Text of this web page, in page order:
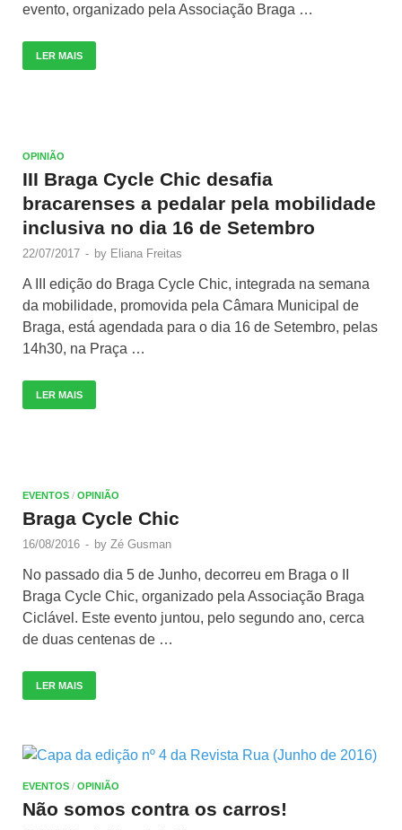
evento, organizado pela Associação Braga …
LER MAIS
OPINIÃO
III Braga Cycle Chic desafia
bracarenses a pedalar pela mobilidade
inclusiva no dia 16 de Setembro
22/07/2017 - by Eliana Freitas
A III edição do Braga Cycle Chic, integrada na semana
da mobilidade, promovida pela Câmara Municipal de
Braga, está agendada para o dia 16 de Setembro, pelas
14h30, na Praça …
LER MAIS
EVENTOS / OPINIÃO
Braga Cycle Chic
16/08/2016 - by Zé Gusman
No passado dia 5 de Junho, decorreu em Braga o II
Braga Cycle Chic, organizado pela Associação Braga
Ciclável. Este evento juntou, pelo segundo ano, cerca
de duas centenas de …
LER MAIS
EVENTOS / OPINIÃO
Não somos contra os carros!